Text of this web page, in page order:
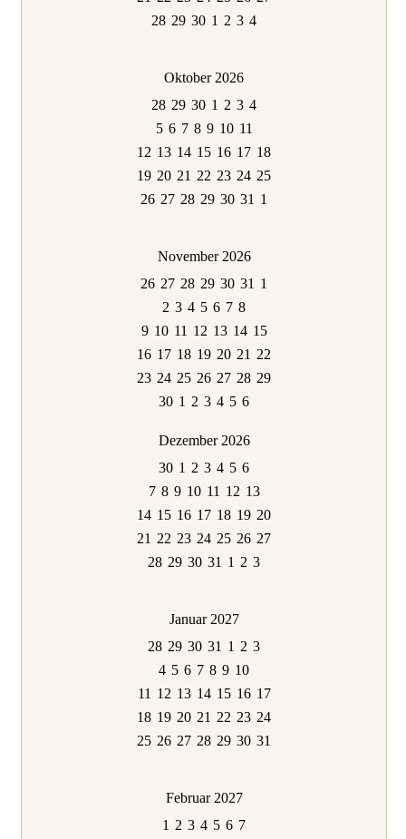
28 29 30 1 2 3 4
Oktober 2026
28 29 30 1 2 3 4
5 6 7 8 9 10 11
12 13 14 15 16 17 18
19 20 21 22 23 24 25
26 27 28 29 30 31 1
November 2026
26 27 28 29 30 31 1
2 3 4 5 6 7 8
9 10 11 12 13 14 15
16 17 18 19 20 21 22
23 24 25 26 27 28 29
30 1 2 3 4 5 6
Dezember 2026
30 1 2 3 4 5 6
7 8 9 10 11 12 13
14 15 16 17 18 19 20
21 22 23 24 25 26 27
28 29 30 31 1 2 3
Januar 2027
28 29 30 31 1 2 3
4 5 6 7 8 9 10
11 12 13 14 15 16 17
18 19 20 21 22 23 24
25 26 27 28 29 30 31
Februar 2027
1 2 3 4 5 6 7